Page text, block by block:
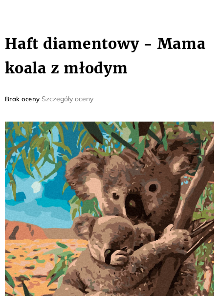
Haft diamentowy - Mama
koala z młodym
Średnia
wynosi
0,0
na
5
gwiazdek.
Brak oceny Szczegóły oceny